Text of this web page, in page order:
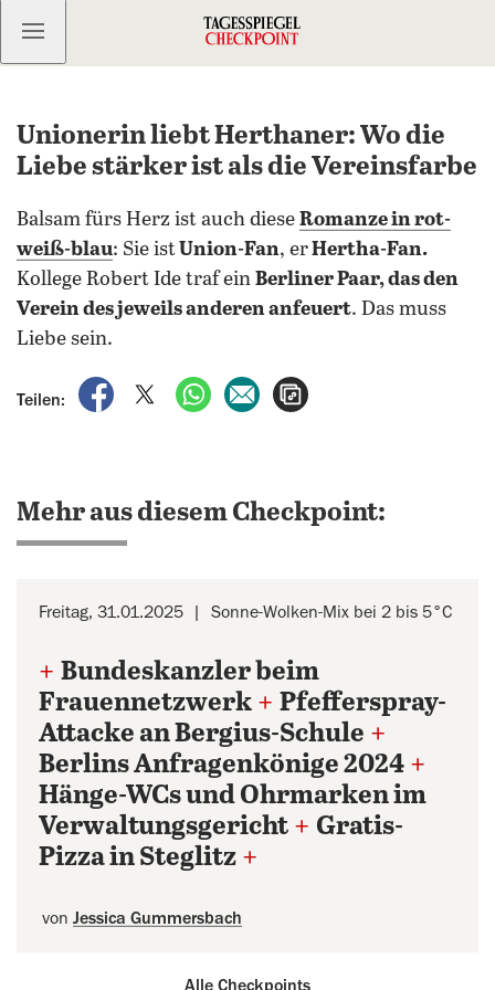
Kostenlos anmelden
Unionerin liebt Herthaner: Wo die
Liebe stärker ist als die Vereinsfarbe
Balsam fürs Herz ist auch diese Romanze in rot-
weiß-blau: Sie istUnion-Fan, erHertha-Fan.
Kollege Robert Ide traf ein Berliner Paar, das den
Verein des jeweils anderen anfeuert. Das muss
Liebe sein.
Teilen:
auf Facebook teilen
auf X teilenper WhatsApp teilen
per E-Mail teilen
Mehr aus diesem Checkpoint:
Freitag, 31.01.2025 Sonne-Wolken-Mix bei 2 bis 5°C
+ Bundeskanzler beim
Frauennetzwerk + Pfefferspray-
Attacke an Bergius-Schule +
Berlins Anfragenkönige 2024 +
Hänge-WCs und Ohrmarken im
Verwaltungsgericht + Gratis-
Pizza in Steglitz +
von Jessica Gummersbach
Alle Checkpoints